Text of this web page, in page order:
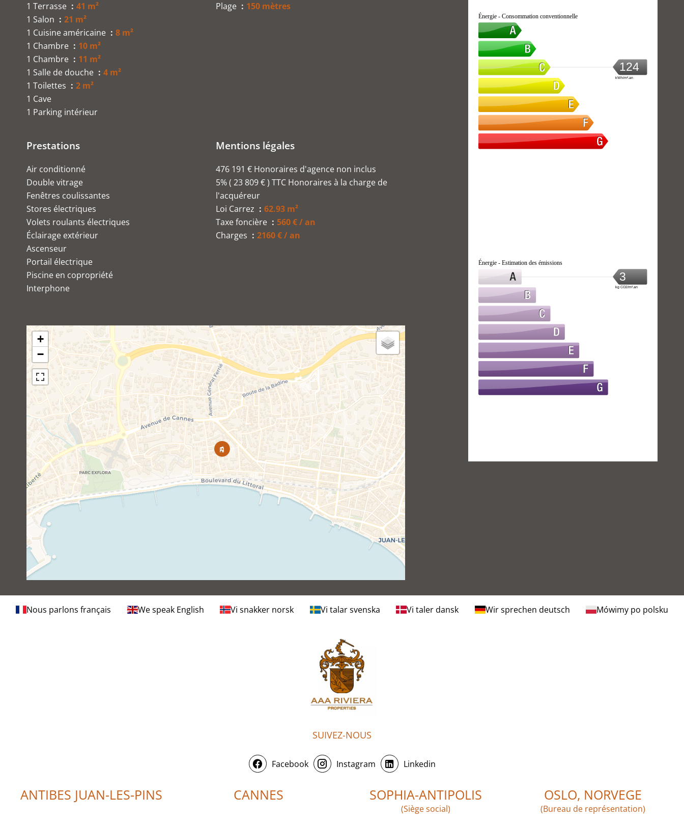
1 Terrasse
41 m²
1 Salon
21 m²
1 Cuisine américaine
8 m²
1 Chambre
10 m²
1 Chambre
11 m²
1 Salle de douche
4 m²
1 Toilettes
2 m²
1 Cave
1 Parking intérieur
Plage 150 mètres
Prestations
Air conditionné
Double vitrage
Fenêtres coulissantes
Stores électriques
Volets roulants électriques
Éclairage extérieur
Ascenseur
Portail électrique
Piscine en copropriété
Interphone
Mentions légales
476 191 € Honoraires d'agence non inclus
5% ( 23 809 € ) TTC Honoraires à la charge de
l'acquéreur
Loi Carrez
62.93 m²
Taxe foncière
560 € / an
Charges
2160 € / an
+
−
Énergie - Consommation conventionnelle
124
kWh/m².an
Énergie - Estimation des émissions
3
kg CO2/m².an
Nous parlons français We speak English Vi snakker norsk Vi talar svenska Vi taler dansk Wir sprechen deutsch Mówimy po polsku
SUIVEZ-NOUS
Facebook Instagram Linkedin
ANTIBES JUAN-LES-PINS CANNES SOPHIA-ANTIPOLIS
(Siège social)
OSLO, NORVEGE
(Bureau de représentation)